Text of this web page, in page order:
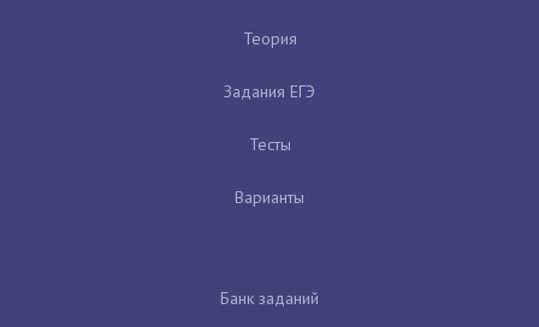
Теория
Задания ЕГЭ
Тесты
Варианты
Банк заданий